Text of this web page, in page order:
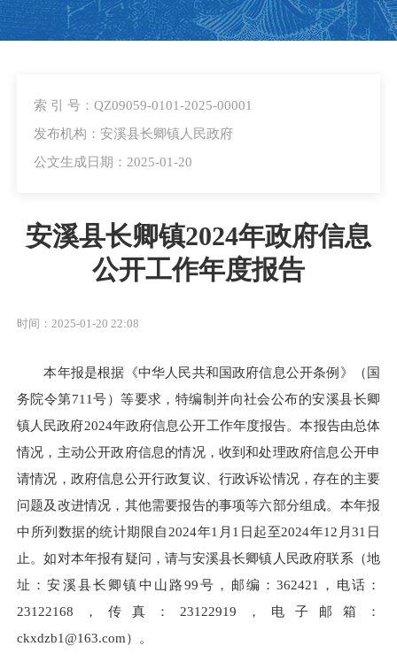
索 引 号：QZ09059-0101-2025-00001
发布机构：安溪县长卿镇人民政府
公文生成日期：2025-01-20
安溪县长卿镇2024年政府信息
公开工作年度报告
时间：2025-01-20 22:08
本年报是根据《中华人民共和国政府信息公开条例》（国
务院令第711号）等要求，特编制并向社会公布的安溪县长卿
镇人民政府2024年政府信息公开工作年度报告。本报告由总体
情况，主动公开政府信息的情况，收到和处理政府信息公开申
请情况，政府信息公开行政复议、行政诉讼情况，存在的主要
问题及改进情况，其他需要报告的事项等六部分组成。本年报
中所列数据的统计期限自2024年1月1日起至2024年12月31日
止。如对本年报有疑问，请与安溪县长卿镇人民政府联系（地
址：安溪县长卿镇中山路99号，邮编：362421，电话：
23122168，传真：23122919，电子邮箱：
ckxdzb1@163.com）。